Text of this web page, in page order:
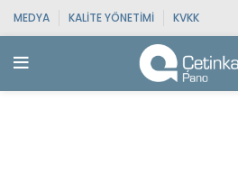
MEDYA KALITE YÖNETIMI KVKK